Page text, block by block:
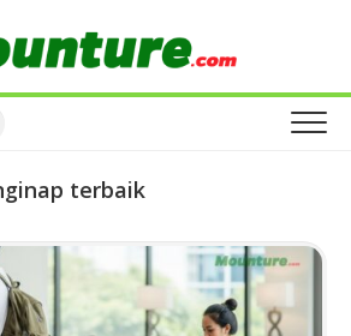
terbaik